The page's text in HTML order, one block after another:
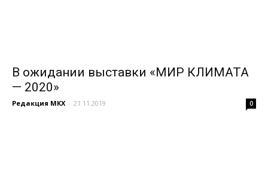
В ожидании выставки «МИР КЛИМАТА
— 2020»
Редакция МКХ - 21.11.2019 0